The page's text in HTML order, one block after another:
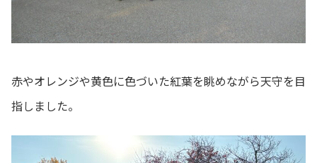
赤やオレンジや黄色に色づいた紅葉を眺めながら天守を目
指しました。